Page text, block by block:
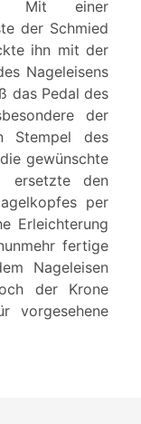
Mit einer
der Schmied
ihn mit der
Nageleisens
das Pedal des
der
Stempel des
gewünschte
ersetzte den
per
Erleichterung
fertige
Nageleisen
der Krone
vorgesehene